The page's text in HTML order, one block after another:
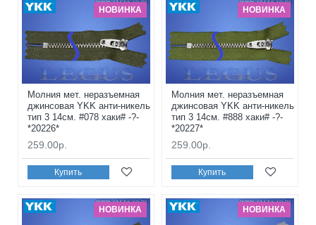
НОВИНКА
Молния мет. неразъемная
джинсовая YKK анти-никель
тип 3 14см. #078 хаки# -?-
*20226*
259.00р.
Купить
НОВИНКА
Молния мет. неразъемная
джинсовая YKK анти-никель
тип 3 14см. #888 хаки# -?-
*20227*
259.00р.
Купить
НОВИНКА НОВИНКА